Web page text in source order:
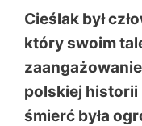
Cieślak był
który swoim
polskiej historii
śmierć była